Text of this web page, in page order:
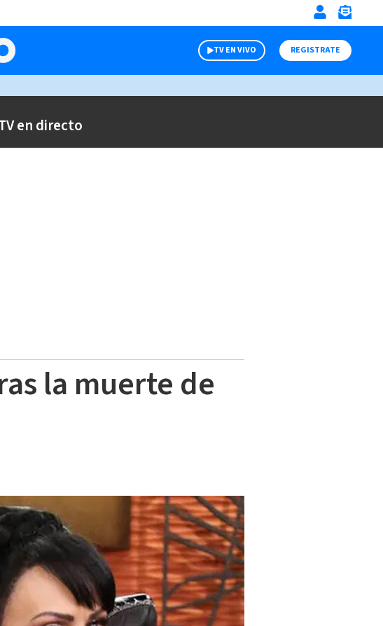
TV EN VIVO REGISTRATE
en directo
la muerte de